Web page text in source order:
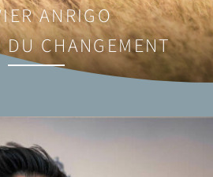
ANRIGO
DU CHANGEMENT